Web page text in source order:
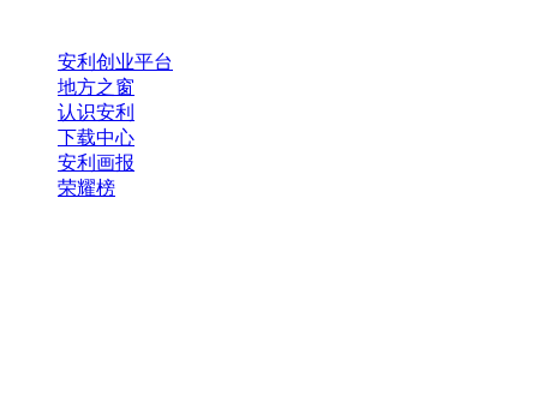
安利创业平台
地方之窗
认识安利
下载中心
安利画报
荣耀榜